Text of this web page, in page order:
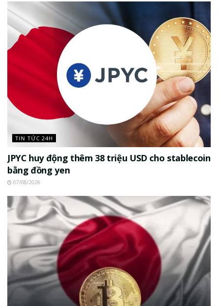
TIN TỨC 24H
JPYC huy động thêm 38 triệu USD cho stablecoin
bằng đồng yen
07/08/2026